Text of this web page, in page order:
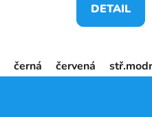
DETAIL
černá červená